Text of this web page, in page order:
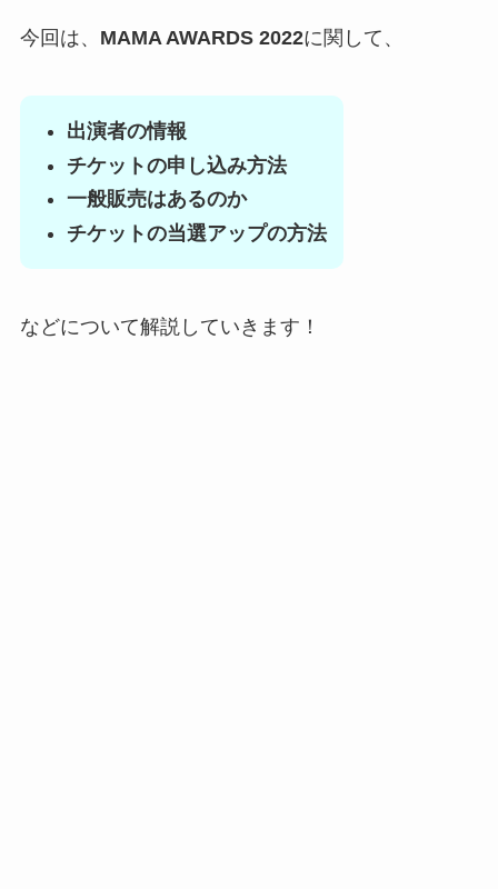
今回は、 MAMA AWARDS 2022に関して、
出演者の情報
チケットの申し込み方法
一般販売はあるのか
チケットの当選アップの方法
などについて解説していきます！